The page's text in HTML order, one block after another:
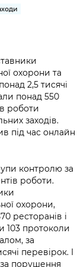
охорони та
2,5 тисячі
понад 550
роботи
заходів.
під час онлайн
контролю за
роботи.
охорони,
ресторанів і
103 протоколи
за
перевірок. І
порушення